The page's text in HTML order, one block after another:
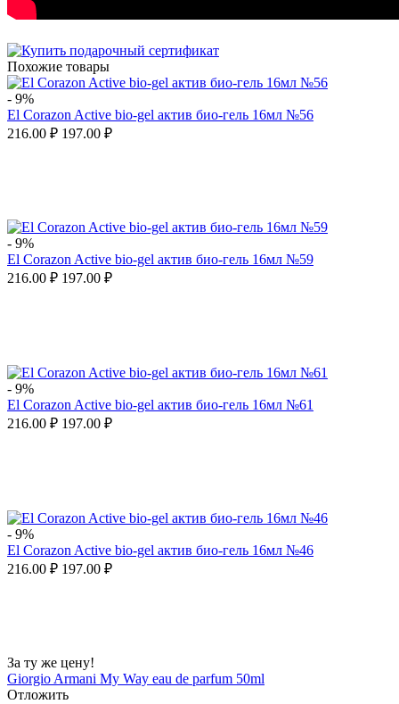
Похожие товары
- 9%
El Corazon Active bio-gel актив био-гель 16мл №56
216.00 ₽ 197.00 ₽
- 9%
El Corazon Active bio-gel актив био-гель 16мл №59
216.00 ₽ 197.00 ₽
- 9%
El Corazon Active bio-gel актив био-гель 16мл №61
216.00 ₽ 197.00 ₽
- 9%
El Corazon Active bio-gel актив био-гель 16мл №46
216.00 ₽ 197.00 ₽
За ту же цену!
Giorgio Armani My Way eau de parfum 50ml
Отложить